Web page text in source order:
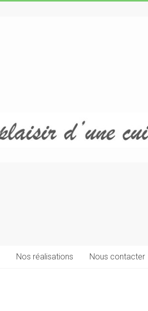
Nos réalisations Nous contacter